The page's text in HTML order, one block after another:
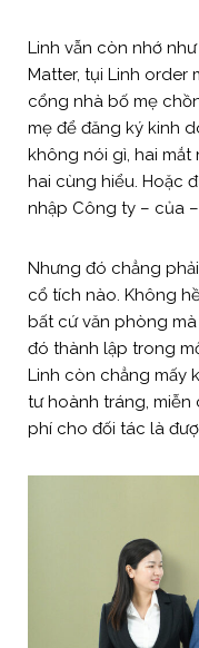
Linh vẫn còn nhớ
Matter, tụi Linh order
cổng nhà bố mẹ
mẹ để đăng ký kinh
không nói gì, hai mắt
hai cùng hiểu. Hoặc
nhập Công ty – của
Nhưng đó chẳng
cổ tích nào. Không
bất cứ văn phòng
đó thành lập trong
Linh còn chẳng mấy
tư hoành tráng, miễn
phí cho đối tác là